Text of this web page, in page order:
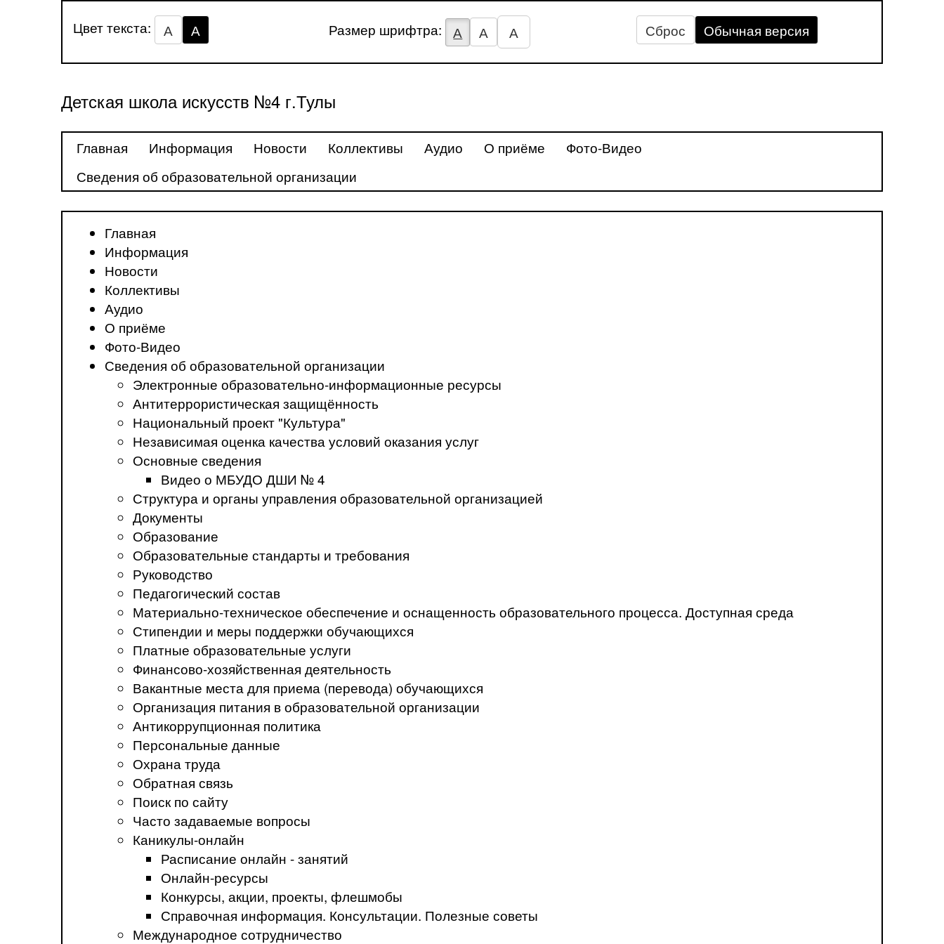
Цвет текста: А А Размер шрифтра: А А А Сброс Обычная версия
Детская школа искусств №4 г.Тулы
Главная Информация Новости Коллективы Аудио О приёме
Фото-Видео
Сведения об образовательной организации
Главная
Информация
Новости
Коллективы
Аудио
О приёме
Фото-Видео
Сведения об образовательной организации
Электронные образовательно-информационные ресурсы
Антитеррористическая защищённость
Национальный проект "Культура"
Независимая оценка качества условий оказания услуг
Основные сведения
Видео о МБУДО ДШИ № 4
Структура и органы управления образовательной организацией
Документы
Образование
Образовательные стандарты и требования
Руководство
Педагогический состав
Материально-техническое обеспечение и оснащенность образовательного процесса. Доступная среда
Стипендии и меры поддержки обучающихся
Платные образовательные услуги
Финансово-хозяйственная деятельность
Вакантные места для приема (перевода) обучающихся
Организация питания в образовательной организации
Антикоррупционная политика
Персональные данные
Охрана труда
Обратная связь
Поиск по сайту
Часто задаваемые вопросы
Каникулы-онлайн
Расписание онлайн - занятий
Онлайн-ресурсы
Конкурсы, акции, проекты, флешмобы
Справочная информация. Консультации. Полезные советы
Международное сотрудничество